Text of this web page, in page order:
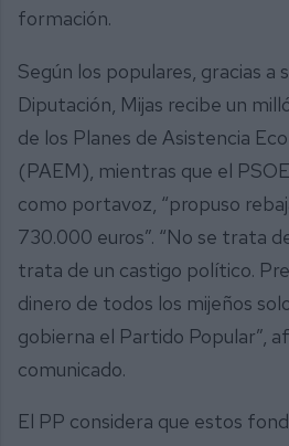
formación.
Según los populares, gracias a
Diputación, Mijas recibe un
de los Planes de Asistencia
(PAEM), mientras que el
como portavoz, “propuso
730.000 euros”. “No se trata
trata de un castigo político.
dinero de todos los mijeños
gobierna el Partido Popular”,
comunicado.
El PP considera que estos